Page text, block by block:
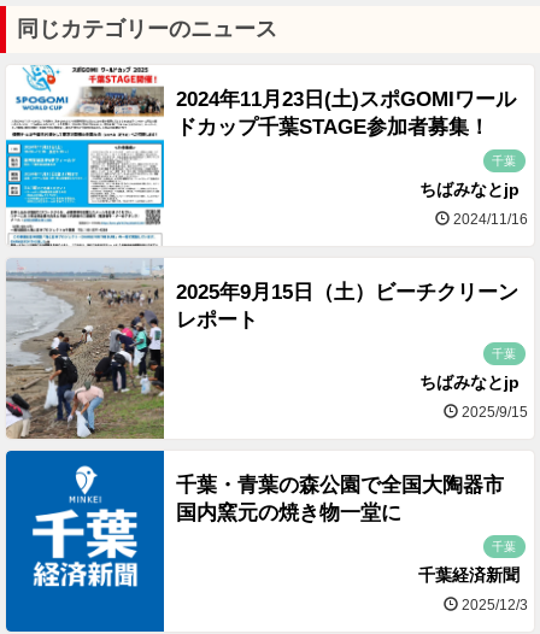
同じカテゴリーのニュース
2024年11月23日(土)スポGOMIワール
ドカップ千葉STAGE参加者募集！
千葉
ちばみなとjp
2024/11/16
2025年9月15日（土）ビーチクリーン
レポート
千葉
ちばみなとjp
2025/9/15
千葉・青葉の森公園で全国大陶器市
国内窯元の焼き物一堂に
千葉
千葉経済新聞
2025/12/3